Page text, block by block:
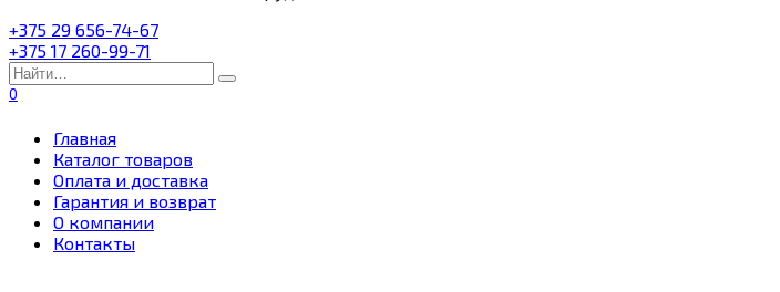
+375 29 656-74-67
+375 17 260-99-71
Search
for:
0
Главная
Каталог товаров
Оплата и доставка
Гарантия и возврат
О компании
Контакты